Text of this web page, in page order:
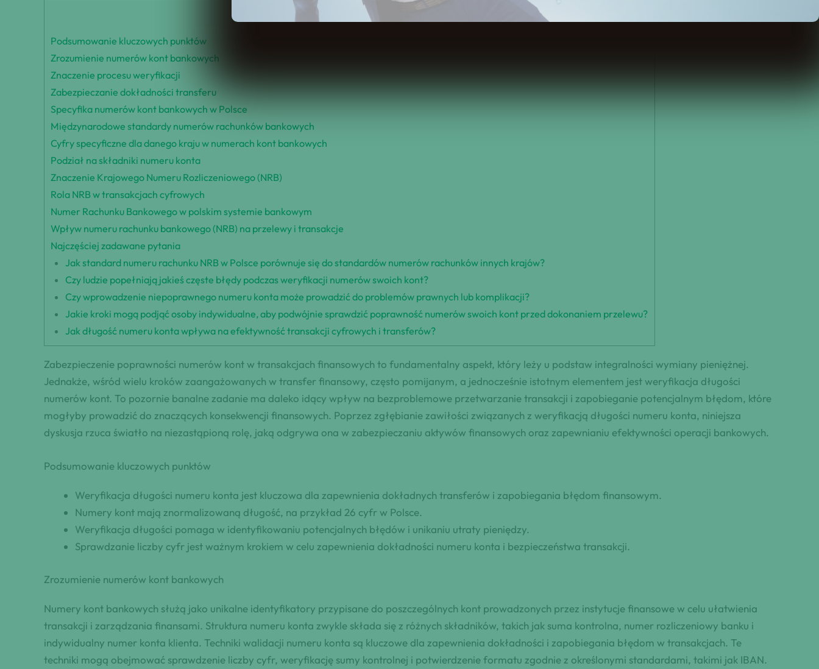
Spis Treści
Podsumowanie kluczowych punktów
Zrozumienie numerów kont bankowych
Znaczenie procesu weryfikacji
Zabezpieczanie dokładności transferu
Specyfika numerów kont bankowych w Polsce
Międzynarodowe standardy numerów rachunków bankowych
Cyfry specyficzne dla danego kraju w numerach kont bankowych
Podział na składniki numeru konta
Znaczenie Krajowego Numeru Rozliczeniowego (NRB)
Rola NRB w transakcjach cyfrowych
Numer Rachunku Bankowego w polskim systemie bankowym
Wpływ numeru rachunku bankowego (NRB) na przelewy i transakcje
Najczęściej zadawane pytania
Jak standard numeru rachunku NRB w Polsce porównuje się do standardów numerów rachunków innych krajów?
Czy ludzie popełniają jakieś częste błędy podczas weryfikacji numerów swoich kont?
Czy wprowadzenie niepoprawnego numeru konta może prowadzić do problemów prawnych lub komplikacji?
Jakie kroki mogą podjąć osoby indywidualne, aby podwójnie sprawdzić poprawność numerów swoich kont przed dokonaniem przelewu?
Jak długość numeru konta wpływa na efektywność transakcji cyfrowych i transferów?
Zabezpieczenie poprawności numerów kont w transakcjach finansowych to fundamentalny aspekt, który leży u podstaw integralności wymiany pieniężnej.
Jednakże, wśród wielu kroków zaangażowanych w transfer finansowy, często pomijanym, a jednocześnie istotnym elementem jest weryfikacja długości
numerów kont. To pozornie banalne zadanie ma daleko idący wpływ na bezproblemowe przetwarzanie transakcji i zapobieganie potencjalnym błędom, które
mogłyby prowadzić do znaczących konsekwencji finansowych. Poprzez zgłębianie zawiłości związanych z weryfikacją długości numeru konta, niniejsza
dyskusja rzuca światło na niezastąpioną rolę, jaką odgrywa ona w zabezpieczaniu aktywów finansowych oraz zapewnianiu efektywności operacji bankowych.
Podsumowanie kluczowych punktów
Weryfikacja długości numeru konta jest kluczowa dla zapewnienia dokładnych transferów i zapobiegania błędom finansowym.
Numery kont mają znormalizowaną długość, na przykład 26 cyfr w Polsce.
Weryfikacja długości pomaga w identyfikowaniu potencjalnych błędów i unikaniu utraty pieniędzy.
Sprawdzanie liczby cyfr jest ważnym krokiem w celu zapewnienia dokładności numeru konta i bezpieczeństwa transakcji.
Zrozumienie numerów kont bankowych
Numery kont bankowych służą jako unikalne identyfikatory przypisane do poszczególnych kont prowadzonych przez instytucje finansowe w celu ułatwienia
transakcji i zarządzania finansami. Struktura numeru konta zwykle składa się z różnych składników, takich jak suma kontrolna, numer rozliczeniowy banku i
indywidualny numer konta klienta. Techniki walidacji numeru konta są kluczowe dla zapewnienia dokładności i zapobiegania błędom w transakcjach. Te
techniki mogą obejmować sprawdzenie liczby cyfr, weryfikację sumy kontrolnej i potwierdzenie formatu zgodnie z określonymi standardami, takimi jak IBAN.